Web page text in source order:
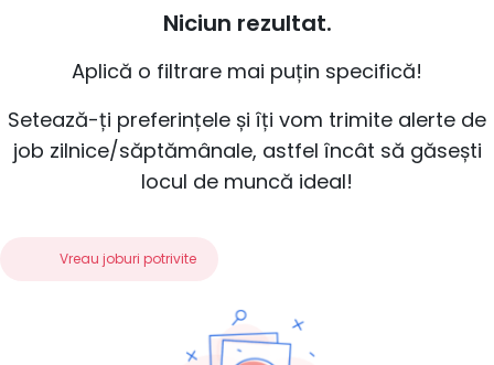
Niciun rezultat.
Aplică o filtrare mai puțin specifică!
Setează-ți preferințele și îți vom trimite alerte de
job zilnice/săptămânale, astfel încât să găsești
locul de muncă ideal!
Vreau joburi potrivite